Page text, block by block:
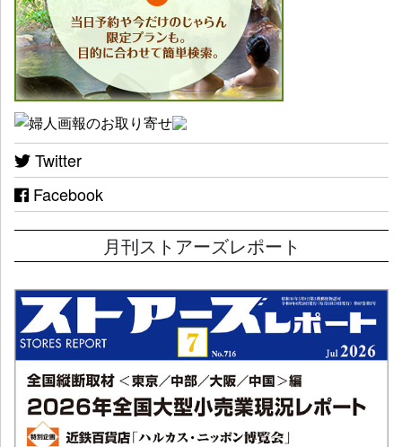
Twitter
Facebook
月刊ストアーズレポート